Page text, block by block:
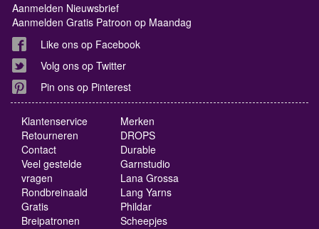
Aanmelden Nieuwsbrief
Aanmelden Gratis Patroon op Maandag
Like ons op Facebook
Volg ons op Twitter
Pin ons op Pinterest
Klantenservice
Retourneren
Contact
Veel gestelde
vragen
Rondbreinaald
Gratis
Breipatronen
Merken
DROPS
Durable
Garnstudio
Lana Grossa
Lang Yarns
Phildar
Scheepjes